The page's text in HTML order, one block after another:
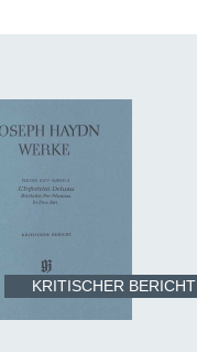
KRITISCHER BERICHT